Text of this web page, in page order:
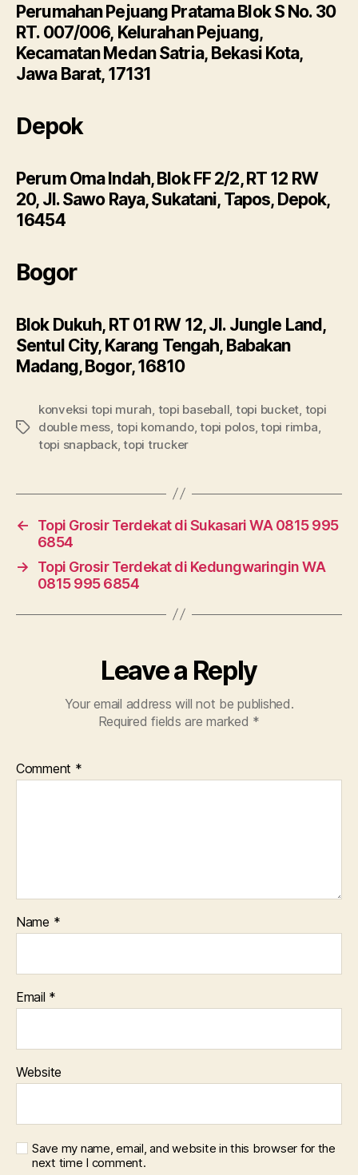
Perumahan Pejuang Pratama Blok S No. 30
RT. 007/006, Kelurahan Pejuang,
Kecamatan Medan Satria, Bekasi Kota,
Jawa Barat, 17131
Depok
Perum Oma Indah, Blok FF 2/2, RT 12 RW
20, Jl. Sawo Raya, Sukatani, Tapos, Depok,
16454
Bogor
Blok Dukuh, RT 01 RW 12, Jl. Jungle Land,
Sentul City, Karang Tengah, Babakan
Madang, Bogor, 16810
Tags
konveksi topi murah topi baseball topi bucket topi
double mess topi komando,topi polos,topi rimba
topi snapback,topi trucker
←
Topi Grosir Terdekat di Sukasari WA 0815 995
6854
→
Topi Grosir Terdekat di Kedungwaringin WA
0815 995 6854
Leave a Reply
Your email address will not be published.
Required fields are marked *
Comment *
Name *
Email *
Website
Save my name, email, and website in this browser for the
next time I comment.